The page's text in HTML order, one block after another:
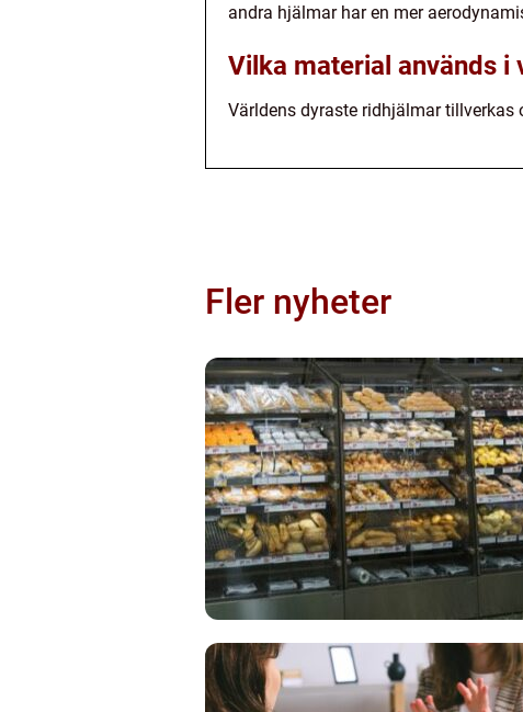
andra hjälmar har en mer
Vilka material används i
Världens dyraste ridhjälmar
Fler nyheter